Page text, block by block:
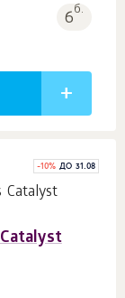
6б.
-10% ДО 31.08